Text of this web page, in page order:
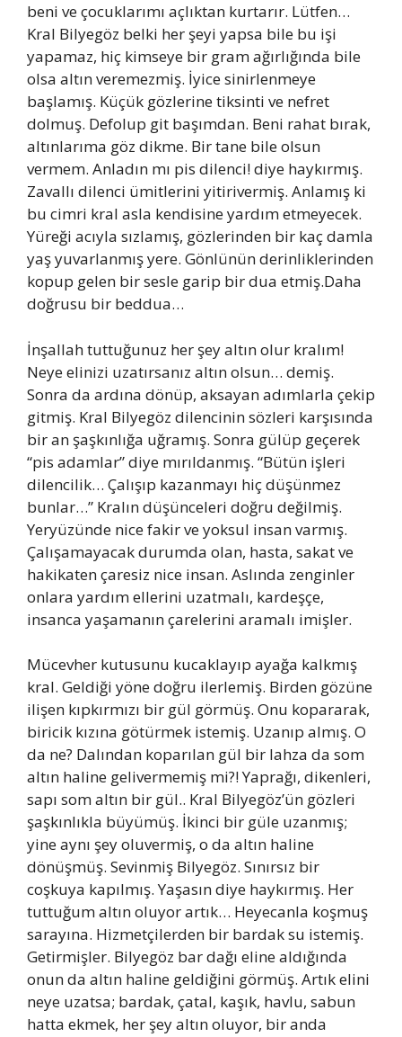
beni ve çocuklarımı açlıktan kurtarır. Lütfen…
Kral Bilyegöz belki her şeyi yapsa bile bu işi
yapamaz, hiç kimseye bir gram ağırlığında bile
olsa altın veremezmiş. İyice sinirlenmeye
başlamış. Küçük gözlerine tiksinti ve nefret
dolmuş. Defolup git başımdan. Beni rahat bırak,
altınlarıma göz dikme. Bir tane bile olsun
vermem. Anladın mı pis dilenci! diye haykırmış.
Zavallı dilenci ümitlerini yitirivermiş. Anlamış ki
bu cimri kral asla kendisine yardım etmeyecek.
Yüreği acıyla sızlamış, gözlerinden bir kaç damla
yaş yuvarlanmış yere. Gönlünün derinliklerinden
kopup gelen bir sesle garip bir dua etmiş.Daha
doğrusu bir beddua…
İnşallah tuttuğunuz her şey altın olur kralım!
Neye elinizi uzatırsanız altın olsun… demiş.
Sonra da ardına dönüp, aksayan adımlarla çekip
gitmiş. Kral Bilyegöz dilencinin sözleri karşısında
bir an şaşkınlığa uğramış. Sonra gülüp geçerek
“pis adamlar” diye mırıldanmış. “Bütün işleri
dilencilik… Çalışıp kazanmayı hiç düşünmez
bunlar…” Kralın düşünceleri doğru değilmiş.
Yeryüzünde nice fakir ve yoksul insan varmış.
Çalışamayacak durumda olan, hasta, sakat ve
hakikaten çaresiz nice insan. Aslında zenginler
onlara yardım ellerini uzatmalı, kardeşçe,
insanca yaşamanın çarelerini aramalı imişler.
Mücevher kutusunu kucaklayıp ayağa kalkmış
kral. Geldiği yöne doğru ilerlemiş. Birden gözüne
ilişen kıpkırmızı bir gül görmüş. Onu kopararak,
biricik kızına götürmek istemiş. Uzanıp almış. O
da ne? Dalından koparılan gül bir lahza da som
altın haline gelivermemiş mi?! Yaprağı, dikenleri,
sapı som altın bir gül.. Kral Bilyegöz’ün gözleri
şaşkınlıkla büyümüş. İkinci bir güle uzanmış;
yine aynı şey oluvermiş, o da altın haline
dönüşmüş. Sevinmiş Bilyegöz. Sınırsız bir
coşkuya kapılmış. Yaşasın diye haykırmış. Her
tuttuğum altın oluyor artık… Heyecanla koşmuş
sarayına. Hizmetçilerden bir bardak su istemiş.
Getirmişler. Bilyegöz bar dağı eline aldığında
onun da altın haline geldiğini görmüş. Artık elini
neye uzatsa; bardak, çatal, kaşık, havlu, sabun
hatta ekmek, her şey altın oluyor, bir anda